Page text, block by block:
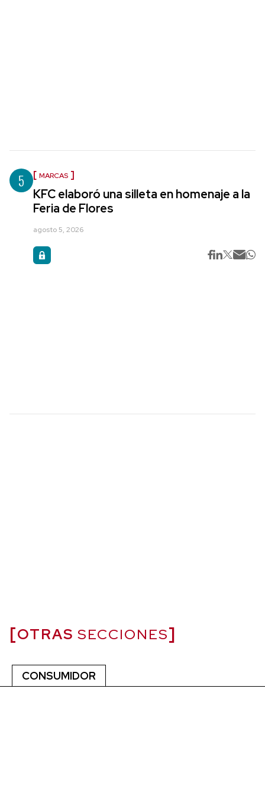
5 MARCAS
KFC elaboró una silleta en homenaje a la
Feria de Flores
agosto 5, 2026
OTRAS SECCIONES
CONSUMIDOR